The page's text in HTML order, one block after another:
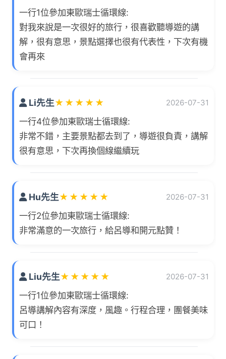
一行1位參加東歐瑞士循環線:
對我來說是一次很好的旅行，很喜歡聽導遊的講
解，很有意思，景點選擇也很有代表性，下次有機
會再來
Li先生★ ★ ★ ★ ★ 2026-07-31
一行4位參加東歐瑞士循環線:
非常不錯，主要景點都去到了，導遊很負責，講解
很有意思，下次再換個線繼續玩
Hu先生★ ★ ★ ★ ★ 2026-07-31
一行2位參加東歐瑞士循環線:
非常滿意的一次旅行，給呂導和開元點贊！
Liu先生★ ★ ★ ★ ★ 2026-07-31
一行1位參加東歐瑞士循環線:
呂導講解內容有深度，風趣。行程合理，團餐美味
可口！